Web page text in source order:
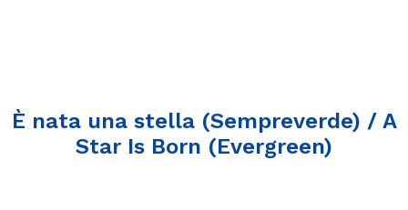
È nata una stella (Sempreverde) / A
Star Is Born (Evergreen)